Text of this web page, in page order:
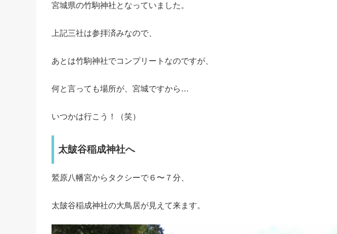
宮城県の竹駒神社となっていました。
上記三社は参拝済みなので、
あとは竹駒神社でコンプリートなのですが、
何と言っても場所が、宮城ですから…
いつかは行こう！（笑）
太皷谷稲成神社へ
鷲原八幡宮からタクシーで６〜７分、
太皷谷稲成神社の大鳥居が見えて来ます。